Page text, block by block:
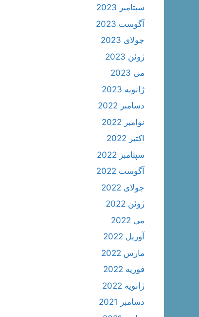
سپتامبر 2023
آگوست 2023
جولای 2023
ژوئن 2023
می 2023
ژانویه 2023
دسامبر 2022
نوامبر 2022
اکتبر 2022
سپتامبر 2022
آگوست 2022
جولای 2022
ژوئن 2022
می 2022
آوریل 2022
مارس 2022
فوریه 2022
ژانویه 2022
دسامبر 2021